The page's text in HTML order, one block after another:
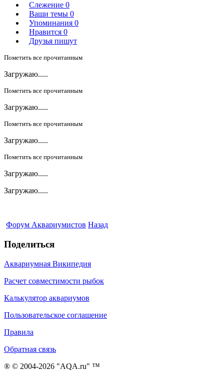
Слежение 0
Ваши темы 0
Упоминания 0
Нравится 0
Друзья пишут
Пометить все прочитанным
Загружаю.....
Пометить все прочитанным
Загружаю.....
Пометить все прочитанным
Загружаю.....
Пометить все прочитанным
Загружаю.....
Загружаю.....
Форум Аквариумистов Назад
Поделиться
Аквариумная Википедия
Расчет совместимости рыбок
Калькулятор аквариумов
Пользовательское соглашение
Правила
Обратная связь
® © 2004-2026 "AQA.ru" ™